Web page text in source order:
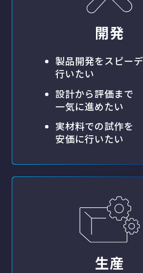
開発
製品開発をスピー
行いたい
設計から評価まで
一気に進めたい
実材料での試作を
安価に行いたい
生産